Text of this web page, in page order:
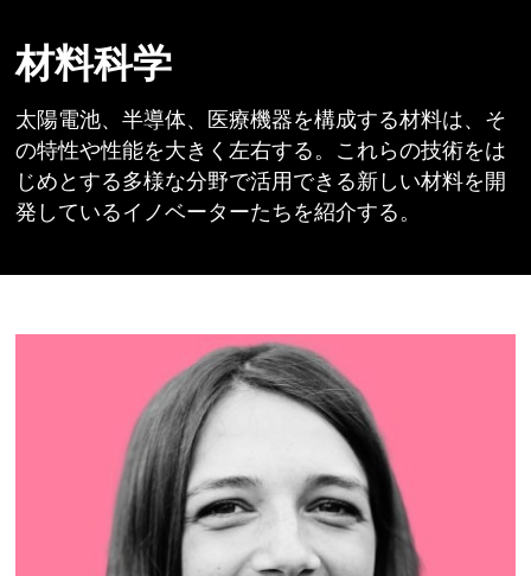
材料科学
太陽電池、半導体、医療機器を構成する材料は、そ
の特性や性能を大きく左右する。これらの技術をは
じめとする多様な分野で活用できる新しい材料を開
発しているイノベーターたちを紹介する。